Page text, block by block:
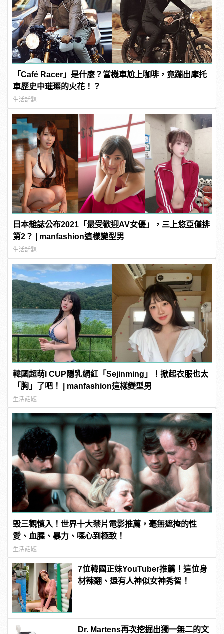
「Café Racer」是什麼？當機車尬上咖啡，竟蹦出摩托
車歷史中璀璨的火花！？
生活話題
日本雜誌公布2021「最受歡迎AV女優」，三上悠亞僅排
第2？ | manfashion這樣變型男
生活話題
韓國超萌I CUP隱乳網紅「Sejinming」！掀起衣服也太
「胸」了吧！ | manfashion這樣變型男
生活話題
毀三觀慎入！世界十大禁片電影推薦，毫無遮掩的性
愛、血腥、暴力、噁心到極致！
生活話題
7位韓國正妹YouTuber推薦！這位身
材辣翻、還有人神似女神秀智！
Dr. Martens再次挖掘出獨一無二的文